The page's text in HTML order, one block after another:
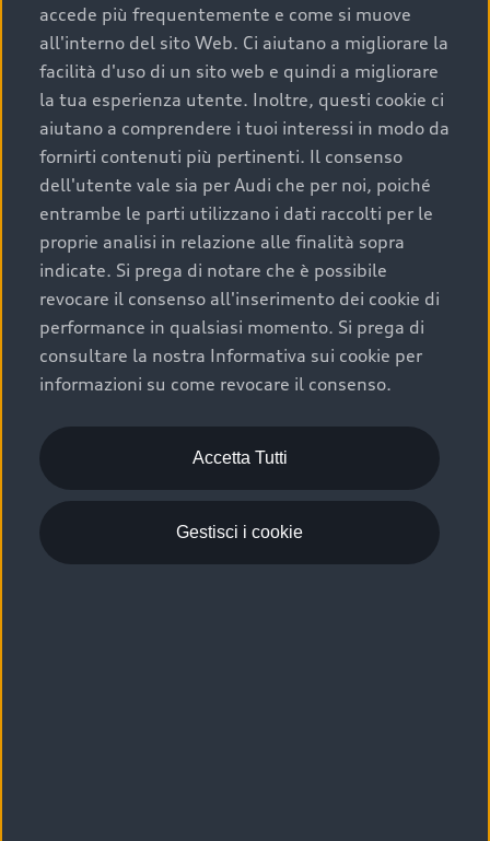
cronologia dei tagliandi: una documentazione
completa della vettura certifica una manutenzione
costante e accurata;
condizioni della carrozzeria e degli interni: una
buona conservazione evidenzia cura e attenzione del
precedente proprietario;
efficienza meccanica: motore, trasmissione e
componenti principali in ottimo stato garantiscono
prestazioni affidabili e sicure.
Acquistare un’auto usata in una Concessionaria ufficiale
Audi che offre l’usato garantito tramite Audi Prima
Scelta :plus, significa affidarsi ad un prodotto che viene
sottoposto a 110 controlli approfonditi e coperto da
garanzia fino a 4 anni per una maggiore tutela del tuo
acquisto.
accede più frequentemente e come si muove
all'interno del sito Web. Ci aiutano a migliorare la
facilità d'uso di un sito web e quindi a migliorare
la tua esperienza utente. Inoltre, questi cookie ci
aiutano a comprendere i tuoi interessi in modo da
fornirti contenuti più pertinenti. Il consenso
dell'utente vale sia per Audi che per noi, poiché
entrambe le parti utilizzano i dati raccolti per le
proprie analisi in relazione alle finalità sopra
indicate. Si prega di notare che è possibile
revocare il consenso all'inserimento dei cookie di
performance in qualsiasi momento. Si prega di
consultare la nostra Informativa sui cookie per
informazioni su come revocare il consenso.
Accetta Tutti
Gestisci i cookie